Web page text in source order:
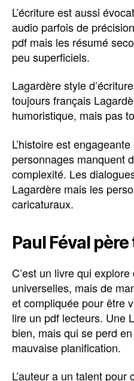
L’écriture est aussi
audio parfois de
pdf mais les résumé
peu superficiels.
Lagardère style
toujours français
humoristique, mais pas
L’histoire est
personnages manquent
complexité. Les
Lagardère mais les
caricaturaux.
Paul Féval
C’est un livre qui
universelles, mais de
et compliquée pour être
lire un pdf lecteurs. Une
bien, mais qui se perd
mauvaise planification.
L’auteur a un talent